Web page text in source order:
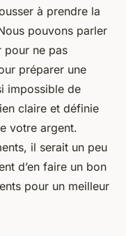
sont les
sur le
lecture
à prendre la
pouvons parler
pour ne pas
préparer une
impossible de
claire et définie
votre argent.
il serait un peu
d’en faire un bon
pour un meilleur